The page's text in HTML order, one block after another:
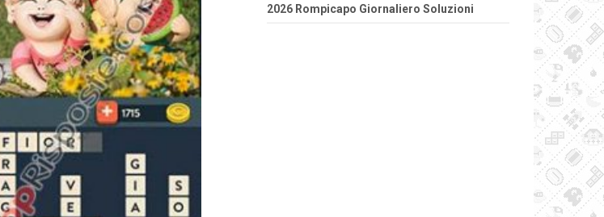
2026 Rompicapo Giornaliero Soluzioni